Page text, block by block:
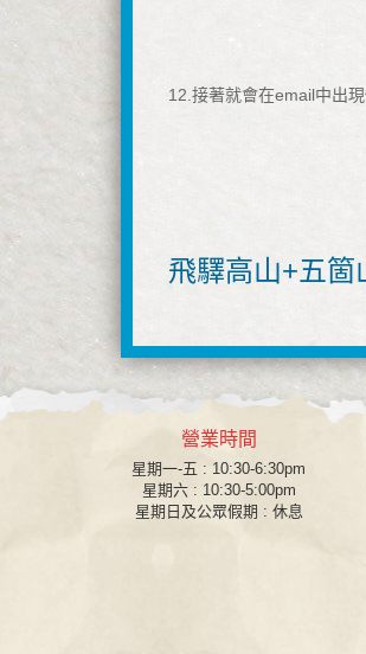
12.接著就會在email中出
飛驛高山+五箇
營業時間
星期一-五 : 10:30-6:30pm
星期六 : 10:30-5:00pm
星期日及公眾假期 : 休息